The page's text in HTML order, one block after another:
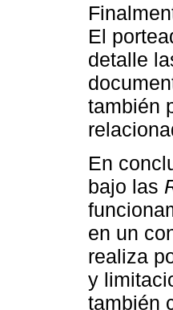
El
detalle
también
En
bajo las
en un
realiza
y
también